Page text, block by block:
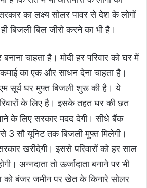
का लक्ष्य सोलर पावर से देश के लोगों
बिजली बिल जीरो करने का भी है।
चाहता है। मोदी हर परिवार को घर में
का एक और साधन देना चाहता है।
सूर्य घर मुफ्त बिजली शुरू की है। ये
के लिए है। इसके तहत घर की छत
के लिए सरकार मदद देगी। सीधे बैंक
सौ यूनिट तक बिजली मुफ्त मिलेगी।
खरीदेगी। इससे परिवारों को हर साल
अन्नदाता तो ऊर्जादाता बनाने पर भी
बंजर जमीन पर खेत के किनारे सोलर